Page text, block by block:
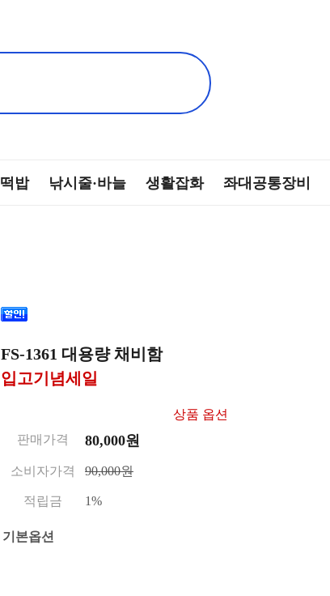
떡밥 낚시줄·바늘 생활잡화 좌대공통장비
FS-1361 대용량 채비함
입고기념세일
상품 옵션
판매가격
80,000원
소비자가격 90,000원
적립금 1%
기본옵션